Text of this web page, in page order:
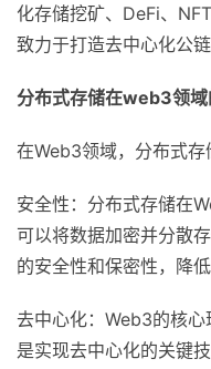
化存储挖矿、DeFi、
致力于打造去中心化公链
分布式存储在web3领
在Web3领域，分布式存
安全性：分布式存储在
可以将数据加密并分散
的安全性和保密性，降
去中心化：Web3的核
是实现去中心化的关键